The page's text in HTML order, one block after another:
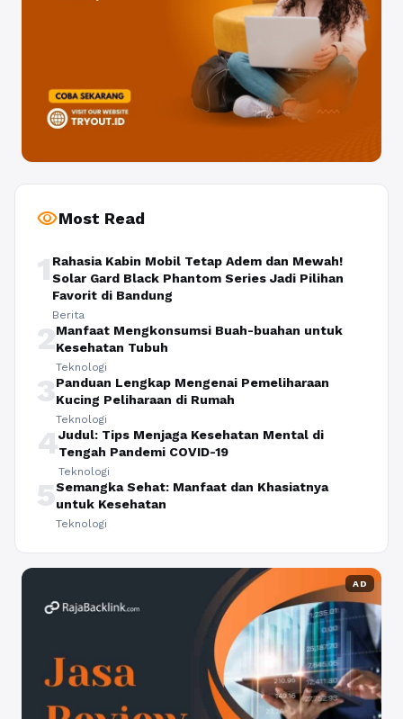
visibilityMost Read
1 Rahasia Kabin Mobil Tetap Adem dan Mewah!
Solar Gard Black Phantom Series Jadi Pilihan
Favorit di Bandung
Berita
2Manfaat Mengkonsumsi Buah-buahan untuk
Kesehatan Tubuh
Teknologi
3Panduan Lengkap Mengenai Pemeliharaan
Kucing Peliharaan di Rumah
Teknologi
4Judul: Tips Menjaga Kesehatan Mental di
Tengah Pandemi COVID-19
Teknologi
5Semangka Sehat: Manfaat dan Khasiatnya
untuk Kesehatan
Teknologi
AD